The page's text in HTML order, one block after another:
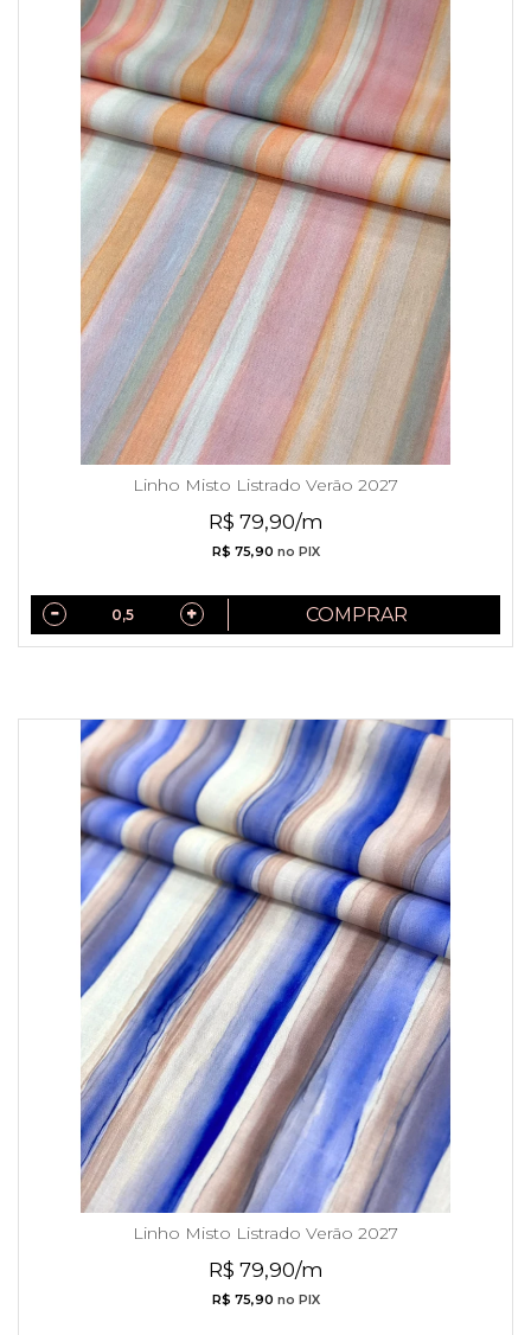
Linho Misto Listrado Verão 2027
R$ 79,90/m
R$ 75,90 no PIX
COMPRAR
Linho Misto Listrado Verão 2027
R$ 79,90/m
R$ 75,90 no PIX